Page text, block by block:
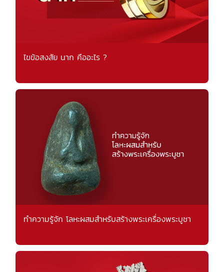
ไขข้อสงสัย นาก คืออะไร ?
ทำความรู้จัก โลหะผสมสำหรับสร้างพระเครื่องพระบูชา